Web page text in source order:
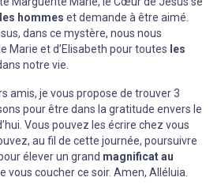
hommes et demande à être aimé.
dans ce mystère, nous nous
Marie et d’Elisabeth pour toutes les
notre vie.
amis, je vous propose de trouver 3
pour être dans la gratitude envers le
Vous pouvez les écrire chez vous
au fil de cette journée, poursuivre
élever un grand magnificat au
vous coucher ce soir. Amen, Alléluia.